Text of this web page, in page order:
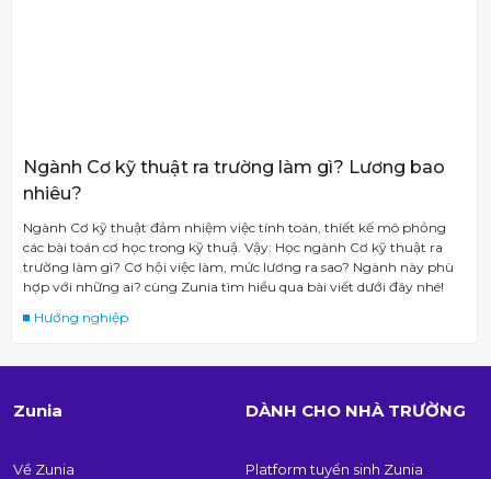
Ngành Cơ kỹ thuật ra trường làm gì? Lương bao
nhiêu?
Ngành Cơ kỹ thuật đảm nhiệm việc tính toán, thiết kế mô phỏng
các bài toán cơ học trong kỹ thuậ. Vậy: Học ngành Cơ kỹ thuật ra
trường làm gì? Cơ hội việc làm, mức lương ra sao? Ngành này phù
hợp với những ai? cùng Zunia tìm hiểu qua bài viết dưới đây nhé!
Hướng nghiệp
Zunia
Về Zunia
DÀNH CHO NHÀ TRƯỜNG
Platform tuyển sinh Zunia